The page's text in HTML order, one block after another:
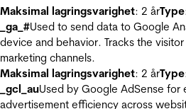
Maksimal lagringsvarighet: 2 årType
_ga_#Used to send data to Google
device and behavior. Tracks the
marketing channels.
Maksimal lagringsvarighet: 2 årType
_gcl_auUsed by Google AdSense for
advertisement efficiency across